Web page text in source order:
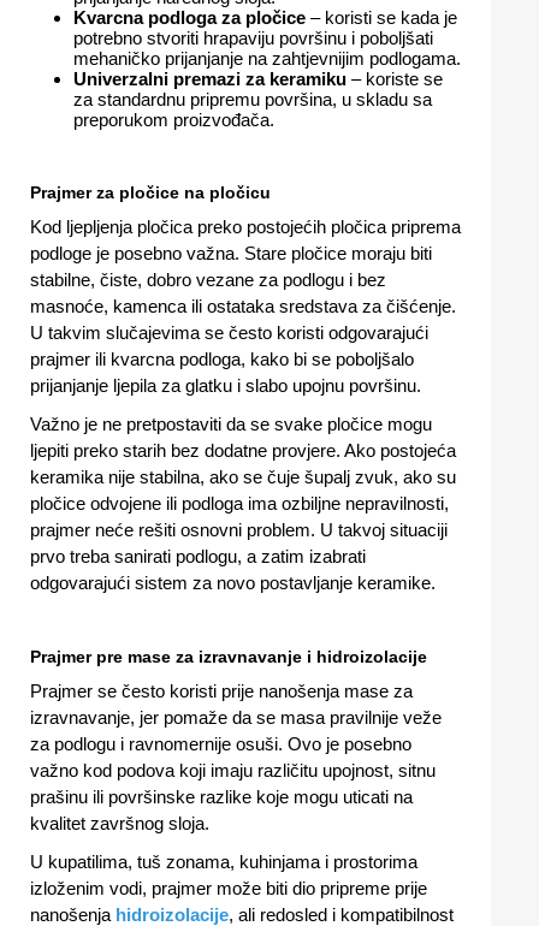
Kvarcna podloga za pločice – koristi se kada je
potrebno stvoriti hrapaviju površinu i poboljšati
mehaničko prijanjanje na zahtjevnijim podlogama.
Univerzalni premazi za keramiku – koriste se
za standardnu pripremu površina, u skladu sa
preporukom proizvođača.
Prajmer za pločice na pločicu
Kod ljepljenja pločica preko postojećih pločica priprema
podloge je posebno važna. Stare pločice moraju biti
stabilne, čiste, dobro vezane za podlogu i bez
masnoće, kamenca ili ostataka sredstava za čišćenje.
U takvim slučajevima se često koristi odgovarajući
prajmer ili kvarcna podloga, kako bi se poboljšalo
prijanjanje ljepila za glatku i slabo upojnu površinu.
Važno je ne pretpostaviti da se svake pločice mogu
ljepiti preko starih bez dodatne provjere. Ako postojeća
keramika nije stabilna, ako se čuje šupalj zvuk, ako su
pločice odvojene ili podloga ima ozbiljne nepravilnosti,
prajmer neće rešiti osnovni problem. U takvoj situaciji
prvo treba sanirati podlogu, a zatim izabrati
odgovarajući sistem za novo postavljanje keramike.
Prajmer pre mase za izravnavanje i hidroizolacije
Prajmer se često koristi prije nanošenja mase za
izravnavanje, jer pomaže da se masa pravilnije veže
za podlogu i ravnomernije osuši. Ovo je posebno
važno kod podova koji imaju različitu upojnost, sitnu
prašinu ili površinske razlike koje mogu uticati na
kvalitet završnog sloja.
U kupatilima, tuš zonama, kuhinjama i prostorima
izloženim vodi, prajmer može biti dio pripreme prije
nanošenja hidroizolacije, ali redosled i kompatibilnost